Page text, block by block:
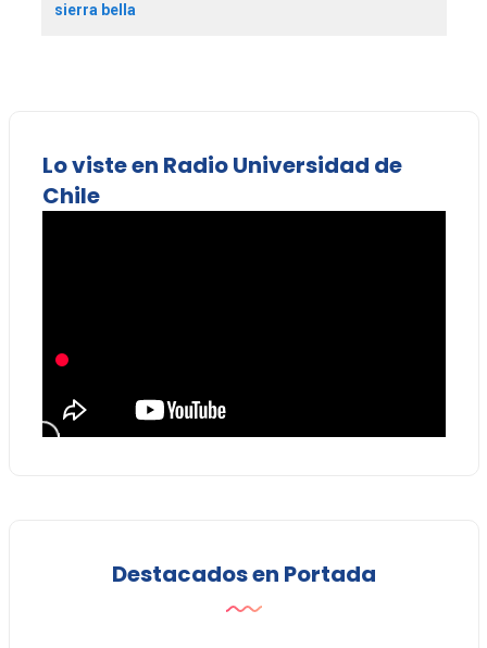
sierra bella
Lo viste en Radio Universidad de
Chile
Destacados en Portada